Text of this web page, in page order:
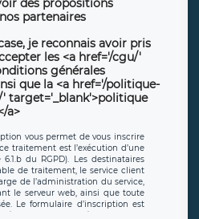
des propositions
partenaires
je reconnais avoir pris
les <a href='/cgu/'
générales
que la <a href='/politique-
target='_blank'>politique
a>
vous permet de vous inscrire
traitement est l’exécution d’une
du RGPD). Les destinataires
de traitement, le service client
de l’administration du service,
le serveur web, ainsi que toute
Le formulaire d’inscription est